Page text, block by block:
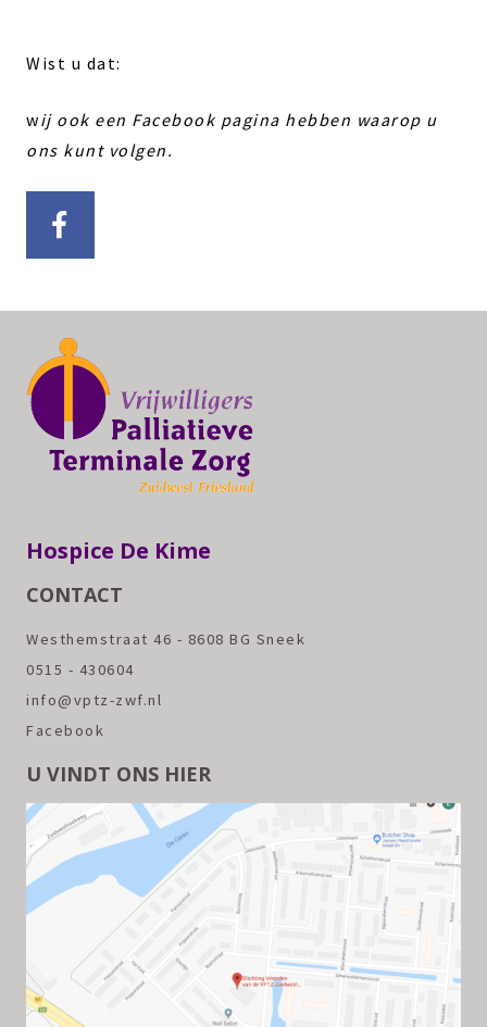
Wist u dat:
wij ook een Facebook pagina hebben waarop u
ons kunt volgen.
Hospice De Kime
CONTACT
Westhemstraat 46 - 8608 BG Sneek
0515 - 430604
info@vptz-zwf.nl
Facebook
U VINDT ONS HIER